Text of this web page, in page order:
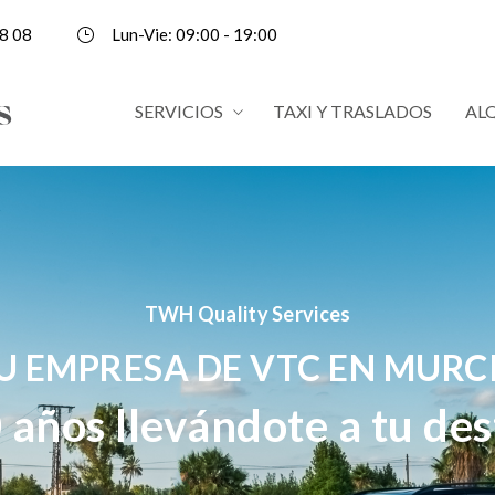
08 Lun-Vie: 09:00 - 19:00
SERVICIOS TAXI Y TRASLADOS
TWH Quality Services
EMPRESA DE VTC EN
años llevándote a tu